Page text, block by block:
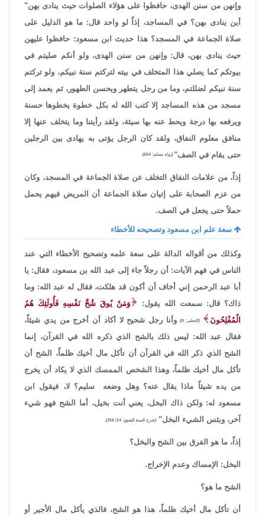
وإنهن من سنن الهدى، حافظوا على هؤلاء الصلوات حيث ينادى بهن"
أين ينادى بهن؟ في المساجد، إذاً لو واحد قال: ما هو الدليل على
صلاة الجماعة في المسجد؟ هذا حديث ابن مسعود: حافظوا عليهن
حيث ينادى بهن، قال: وإنهن من سنن الهدى، ولو أنكم صليتم في
بيوتكم كما يصلي هذا المتخلف في بيته لتركتم سنة نبيكم، ولو تركتم
سنة نبيكم لضللتم، وما من رجل يتطهر ويحسن الطهور، ثم يعمد إلى
مسجد من هذه المساجد إلا كتب الله له بكل خطوة يخطوها حسنة
ويرفعه بها درجة ويحط عنه بها سيئة، ولقد رأيتنا وما يتخلف عنها إلا
منافق معلوم النفاق، ولقد كان الرجل يؤتى به يهادى بين الرجلين
حتى يقام في الصف" [رواه مسلم: 654].
إذاً، من علامات النفاق التخلف عن صلاة الجماعة في المسجد، وكان
من عزم الصحابة على إتيان صلاة الجماعة أن المريض فيهم يحمل
حملاً حتى يجعل في الصف.
سعة علم ابن مسعود وتصحيحه للأخطاء
وكذلك من أقواله الدالة على سعة علمه وتصحيح الأخطاء التي عند
الناس في فهم الآيات: أن رجلاً جاء إلى عبد الله بن مسعود، فقال: يا
أبا عبد الرحمن إني أخاف أن أكون قد هلكت، فقال له عبد الله: وما
ذاك؟ قال: سمعت الله يقول:
وَمَنْ يُوقَ شُحَّ نَفْسِهِ فَأُولَئِكَ هُمُ
الْمُفْلِحُونَ
[الحشر: 9]،
وأنا رجل شحيح لا أكاد أن أخرج من يدي شيئاً،
فقال عبد الله: ليس ذلك بالشح الذي ذكره الله في القرآن، إنما
الشح الذي ذكر الله في القرآن أن تأكل مال أخيك ظلماً، الشح أن
تأكل مال أخيك ظلماً، وهذا الشخص الممسك الذي لا يكاد أن يخرج
من يده شيئاً ماذا يقال عنه؟ وهل وضعه سليم؟ لا، فيقول ابن
مسعود له: ولكن ذاك البخل، يعني أنت بخيل، أما الشح فهو شيء
آخر، وبئس الشيء البخل" [شرح السنة للبغوي: 14/ 358].
إذاً، ما هو الفرق بين الشح والبخل؟
البخل: الإمساك وعدم الإخراج.
الشح ما هو؟
أن تأكل مال أخيك ظلماً، هذا هو الشح، فالذي يأكل مال الأجير أو